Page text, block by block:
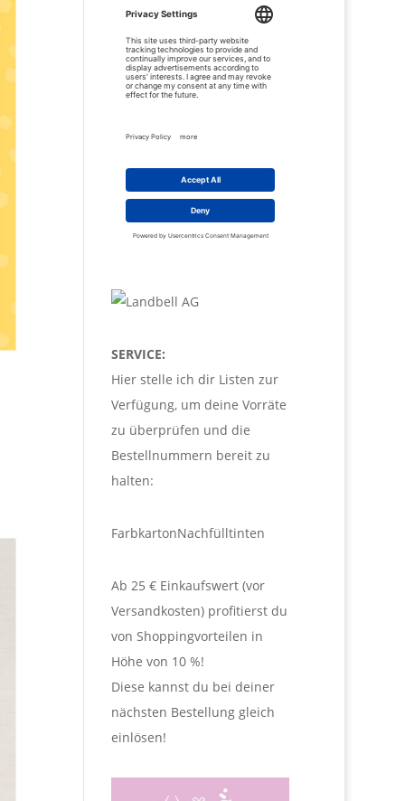
SERVICE:
Hier stelle ich dir Listen zur
Verfügung, um deine Vorräte
zu überprüfen und die
Bestellnummern bereit zu
halten:
FarbkartonNachfülltinten
Ab 25 € Einkaufswert (vor
Versandkosten) profitierst du
von Shoppingvorteilen in
Höhe von 10 %!
Diese kannst du bei deiner
nächsten Bestellung gleich
einlösen!